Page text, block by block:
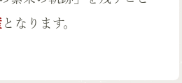
となります。